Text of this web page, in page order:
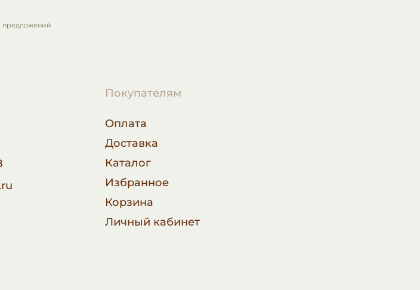
предложений
Покупателям
Оплата
Доставка
Каталог
Избранное
Корзина
Личный кабинет